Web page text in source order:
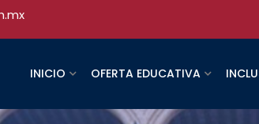
INICIO OFERTA EDUCATIVA